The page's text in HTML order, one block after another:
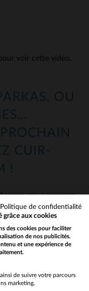
voir cette vidéo.
OU
CUIR-
!
nous sommes
qu’il vous faut !
vous avez accès à
en cuir et
! Craquez pour
nos
our English site?
Politique de confidentialité
grâce aux cookies
des cookies pour faciliter
de nos publicités.
et une expérience de
de suivre votre parcours
marketing.